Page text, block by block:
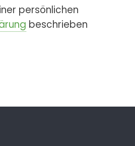
persönlichen
beschrieben